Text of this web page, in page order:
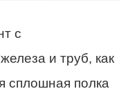
с
и труб, как
сплошная полка